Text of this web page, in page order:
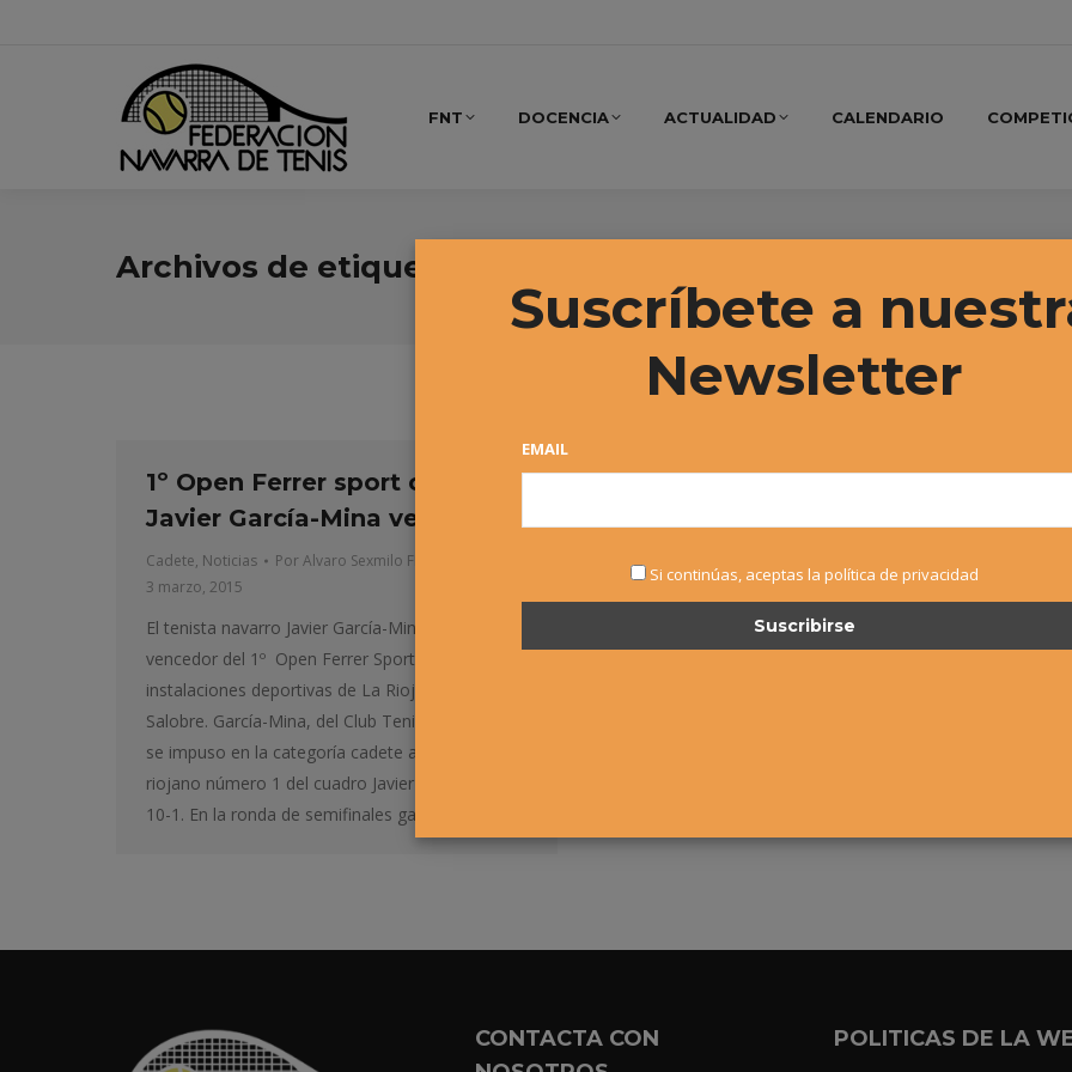
FNT DOCENCIA ACTUALIDAD CALENDARIO
Archivos de etiqueta:
1º Open Ferrer sport center –
Javier García-Mina vencedor
Cadete, Noticias PorAlvaro Sexmilo FNT
3 marzo, 2015
El tenista navarro Javier García-Mina se proclamó
vencedor del 1º Open Ferrer Sport Center, en las
instalaciones deportivas de La Rioja Padro
Salobre. García-Mina, del Club Tenis Pamplona,
se impuso en la categoría cadete al vencer al
riojano número 1 del cuadro Javier Sáez 2-6 6-2
10-1. En la ronda de semifinales gano al al…
CONTACTA CON
POLITICAS DE LA
Suscríbete a
Newsletter
EMAIL
Si continúas, aceptas la política de privacidad